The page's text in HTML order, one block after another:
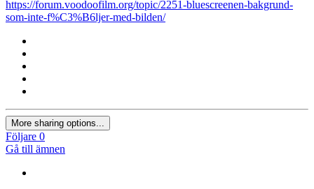
https://forum.voodoofilm.org/topic/2251-bluescreenen-bakgrund-
som-inte-f%C3%B6ljer-med-bilden/
More sharing options...
Följare 0
Gå till ämnen